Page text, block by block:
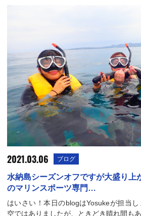
2021.03.06 ブログ
水納島シーズンオフですが大盛り上
のマリンスポーツ専門…
はいさい！本日のblogはYosukeが担当
空ではありましたが、ときどき晴れ間も